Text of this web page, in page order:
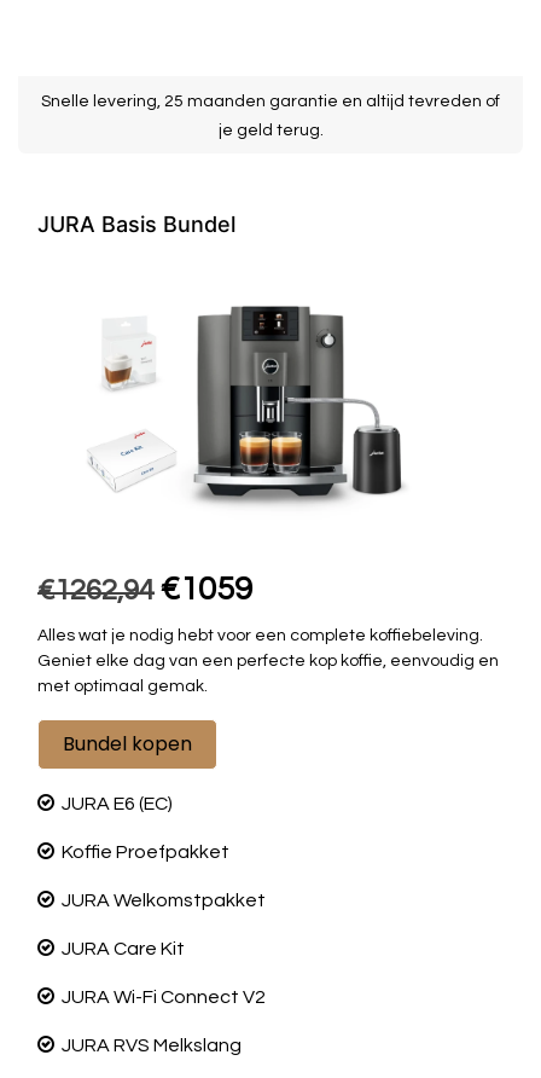
Snelle levering, 25 maanden garantie en altijd tevreden of
je geld terug.
JURA Basis Bundel
€1262,94 €1059
Alles wat je nodig hebt voor een complete koffiebeleving.
Geniet elke dag van een perfecte kop koffie, eenvoudig en
met optimaal gemak.
Bundel kopen
JURA E6 (EC)
Koffie Proefpakket
JURA Welkomstpakket
JURA Care Kit
JURA Wi-Fi Connect V2
JURA RVS Melkslang